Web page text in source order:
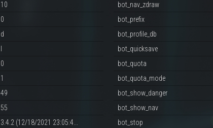
10
0
d
0
1
49
55
3.4.2 (12/18/2021 23:05:4...
bot_nav_zdraw
bot_prefix
bot_profile_db
bot_quicksave
bot_quota
bot_quota_mode
bot_show_danger
bot_show_nav
bot_stop